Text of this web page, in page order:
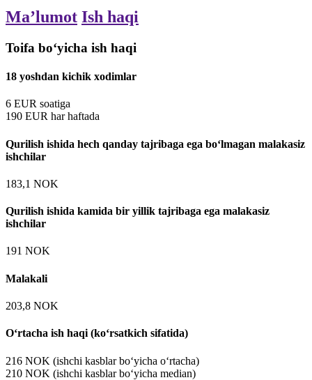
Maʼlumot Ish haqi
Toifa boʻyicha ish haqi
18 yoshdan kichik xodimlar
6 EUR soatiga
190 EUR har haftada
Qurilish ishida hech qanday tajribaga ega bo‘lmagan malakasiz
ishchilar
183,1 NOK
Qurilish ishida kamida bir yillik tajribaga ega malakasiz
ishchilar
191 NOK
Malakali
203,8 NOK
O‘rtacha ish haqi (ko‘rsatkich sifatida)
216 NOK (ishchi kasblar bo‘yicha o‘rtacha)
210 NOK (ishchi kasblar bo‘yicha median)